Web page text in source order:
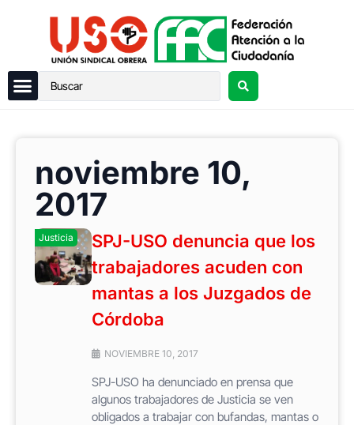
noviembre 10,
2017
Justicia
SPJ-USO denuncia que los
trabajadores acuden con
mantas a los Juzgados de
Córdoba
NOVIEMBRE 10, 2017
SPJ-USO ha denunciado en prensa que
algunos trabajadores de Justicia se ven
obligados a trabajar con bufandas, mantas o